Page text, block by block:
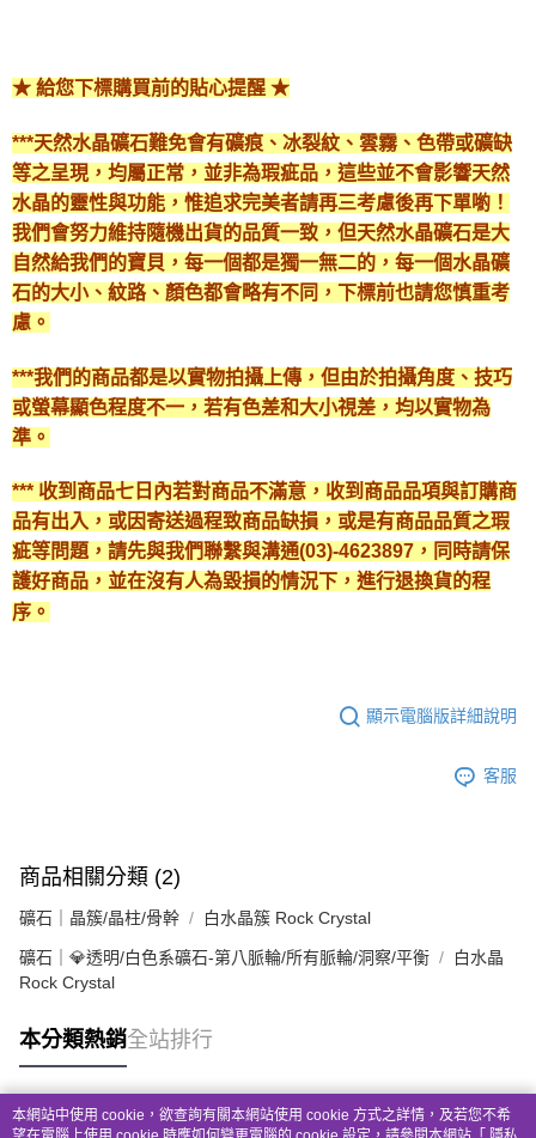
★ 給您下標購買前的貼心提醒 ★
***天然水晶礦石難免會有礦痕、冰裂紋、雲霧、色帶或礦缺
等之呈現，均屬正常，並非為瑕疵品，這些並不會影響天然
水晶的靈性與功能，惟追求完美者請再三考慮後再下單喲！
我們會努力維持隨機出貨的品質一致，但天然水晶礦石是大
自然給我們的寶貝，每一個都是獨一無二的，每一個水晶礦
石的大小、紋路、顏色都會略有不同，下標前也請您慎重考
慮。
***我們的商品都是以實物拍攝上傳，但由於拍攝角度、技巧
或螢幕顯色程度不一，若有色差和大小視差，均以實物為
準。
*** 收到商品七日內若對商品不滿意，收到商品品項與訂購商
品有出入，或因寄送過程致商品缺損，或是有商品品質之瑕
疵等問題，請先與我們聯繫與溝通(03)-4623897，同時請保
護好商品，並在沒有人為毀損的情況下，進行退換貨的程
序。
顯示電腦版詳細說明
客服
商品相關分類 (2)
礦石｜晶簇/晶柱/骨幹 白水晶簇 Rock Crystal
礦石｜💎透明/白色系礦石-第八脈輪/所有脈輪/洞察/平衡
白水晶
Rock Crystal
本分類熱銷全站排行
熱門標籤
本網站中使用 cookie，欲查詢有關本網站使用 cookie 方式之詳情，及若您不希